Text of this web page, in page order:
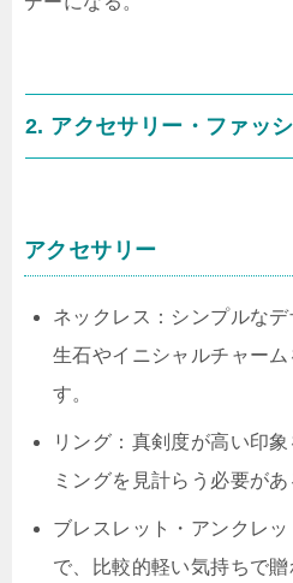
2. アクセサリー・ファッ
アクセサリー
ネックレス：シンプルな
生石やイニシャルチャー
す。
リング：真剣度が高い印
ミングを見計らう必要があ
ブレスレット・アンクレ
で、比較的軽い気持ちで贈